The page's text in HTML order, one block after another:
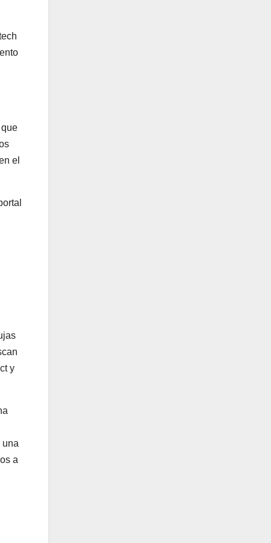
el
y
una
a